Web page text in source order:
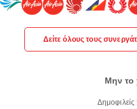
Δείτε όλους τους
Μην το
Δημοφιλείς